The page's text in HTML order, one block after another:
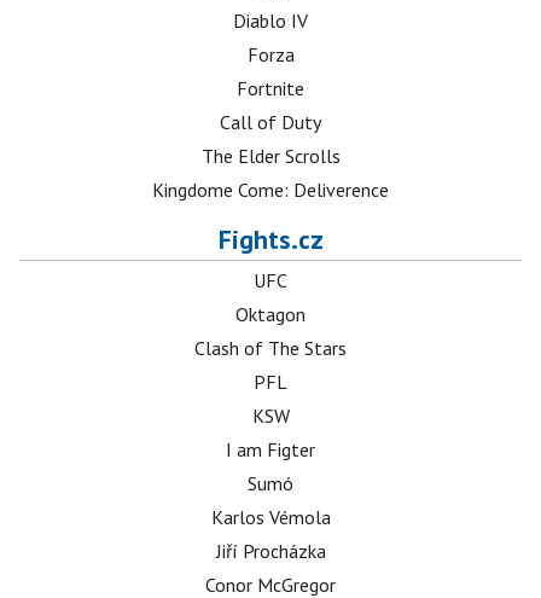
Diablo IV
Forza
Fortnite
Call of Duty
The Elder Scrolls
Kingdome Come: Deliverence
Fights.cz
UFC
Oktagon
Clash of The Stars
PFL
KSW
I am Figter
Sumó
Karlos Vémola
Jiří Procházka
Conor McGregor